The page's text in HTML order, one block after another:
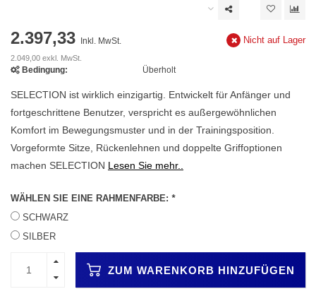
2.397,33 Inkl. MwSt.
2.049,00 exkl. MwSt.
Nicht auf Lager
Bedingung: Überholt
SELECTION ist wirklich einzigartig. Entwickelt für Anfänger und
fortgeschrittene Benutzer, verspricht es außergewöhnlichen
Komfort im Bewegungsmuster und in der Trainingsposition.
Vorgeformte Sitze, Rückenlehnen und doppelte Griffoptionen
machen SELECTION Lesen Sie mehr..
WÄHLEN SIE EINE RAHMENFARBE: *
SCHWARZ
SILBER
ZUM WARENKORB HINZUFÜGEN